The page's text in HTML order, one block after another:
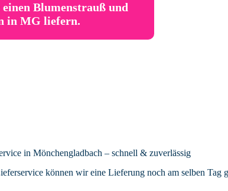
einen Blumenstrauß und
in MG liefern.
in Mönchengladbach – schnell & zuverlässig
können wir eine Lieferung noch am selben Tag